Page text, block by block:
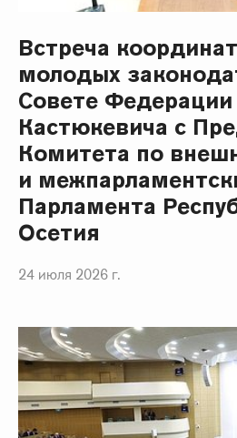
Встреча
молодых
Совете Федерации
Кастюкевича с
Комитета по
и
Парламента
Осетия
24 июля 2026 г.